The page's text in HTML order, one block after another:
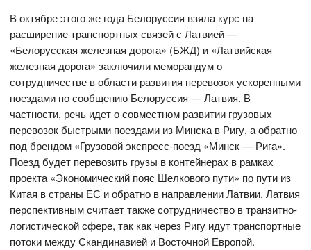
В октябре этого же года Белоруссия взяла курс на
расширение транспортных связей с Латвией —
«Белорусская железная дорога» (БЖД) и «Латвийская
железная дорога» заключили меморандум о
сотрудничестве в области развития перевозок ускоренными
поездами по сообщению Белоруссия — Латвия. В
частности, речь идет о совместном развитии грузовых
перевозок быстрыми поездами из Минска в Ригу, а обратно
под брендом «Грузовой экспресс-поезд «Минск — Рига».
Поезд будет перевозить грузы в контейнерах в рамках
проекта «Экономический пояс Шелкового пути» по пути из
Китая в страны ЕС и обратно в направлении Латвии. Латвия
перспективным считает также сотрудничество в транзитно-
логистической сфере, так как через Ригу идут транспортные
потоки между Скандинавией и Восточной Европой.